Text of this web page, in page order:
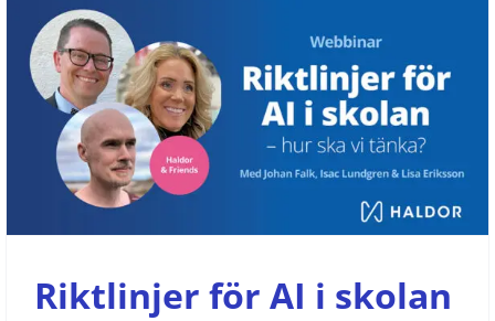
Riktlinjer för AI i skolan – hur ska vi
tänka?
Haldor & friends
Riktlinjer för AI i skolan